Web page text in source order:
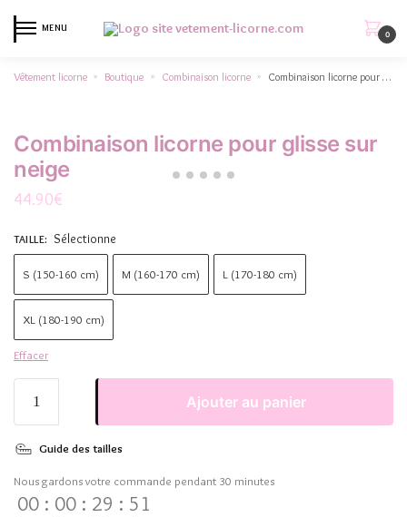
MENU
0
Vêtement licorne » Boutique » Combinaison licorne » Combinaison licorne pour glisse sur neige
Combinaison licorne pour glisse sur
neige
44.90€
TAILLE: Sélectionne
S (150-160 cm) M (160-170 cm) L (170-180 cm)
XL (180-190 cm)
Effacer
Ajouter au panier
Guide des tailles
Nous gardons votre commande pendant 30 minutes
00 : 00 : 29 : 51